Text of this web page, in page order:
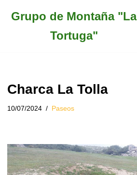
Grupo de Montaña "La
Tortuga"
Charca La Tolla
10/07/2024 Paseos